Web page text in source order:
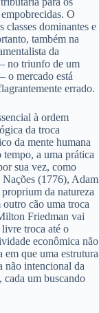
O
classes dominantes e
também na
da
no triunfo de um
o mercado está
errado.
à ordem
da troca
da mente humana
a uma prática
sua vez, como
(1776), Adam
da natureza
cão uma troca
Friedman vai
livre troca até o
econômica não
em que uma estrutura
não intencional da
um buscando